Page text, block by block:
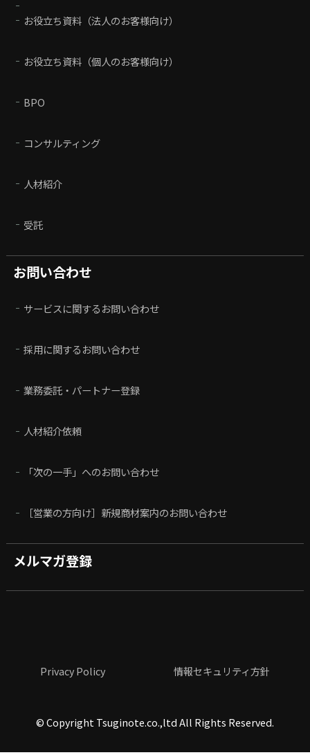
お役立ち資料（法人のお客様向け）
お役立ち資料（個人のお客様向け）
BPO
コンサルティング
人材紹介
受託
お問い合わせ
サービスに関するお問い合わせ
採用に関するお問い合わせ
業務委託・パートナー登録
人材紹介依頼
「次の一手」へのお問い合わせ
［営業の方向け］新規商材案内のお問い合わせ
メルマガ登録
©Copyright Tsuginote.co.,ltd All Rights Reserved.
Privacy Policy 情報セキュリティ方針